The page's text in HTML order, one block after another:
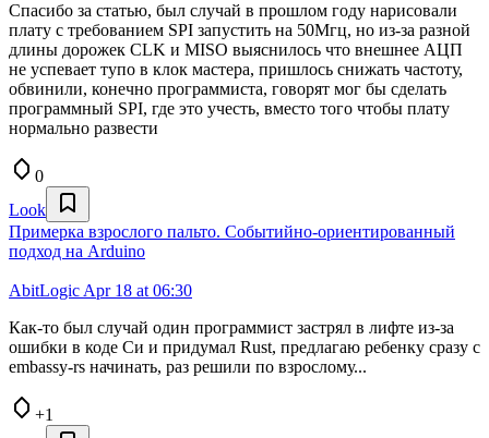
Спасибо за статью, был случай в прошлом году нарисовали
плату с требованием SPI запустить на 50Мгц, но из-за разной
длины дорожек CLK и MISO выяснилось что внешнее АЦП
не успевает тупо в клок мастера, пришлось снижать частоту,
обвинили, конечно программиста, говорят мог бы сделать
программный SPI, где это учесть, вместо того чтобы плату
нормально развести
0
Look
Примерка взрослого пальто. Событийно-ориентированный
подход на Arduino
AbitLogic Apr 18 at 06:30
Как-то был случай один программист застрял в лифте из-за
ошибки в коде Си и придумал Rust, предлагаю ребенку сразу с
embassy-rs начинать, раз решили по взрослому...
+1